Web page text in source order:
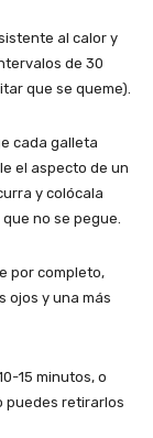
al calor y
de 30
que se queme).
cada galleta
el aspecto de un
y colócala
no se pegue.
por completo,
ojos y una más
15 minutos, o
puedes retirarlos